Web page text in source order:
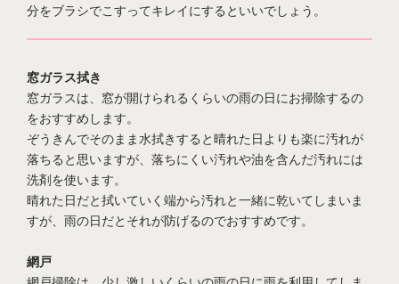
分をブラシでこすってキレイにするといいでしょう。
窓ガラス拭き
窓ガラスは、窓が開けられるくらいの雨の日にお掃除するの
をおすすめします。
ぞうきんでそのまま水拭きすると晴れた日よりも楽に汚れが
落ちると思いますが、落ちにくい汚れや油を含んだ汚れには
洗剤を使います。
晴れた日だと拭いていく端から汚れと一緒に乾いてしまいま
すが、雨の日だとそれが防げるのでおすすめです。
網戸